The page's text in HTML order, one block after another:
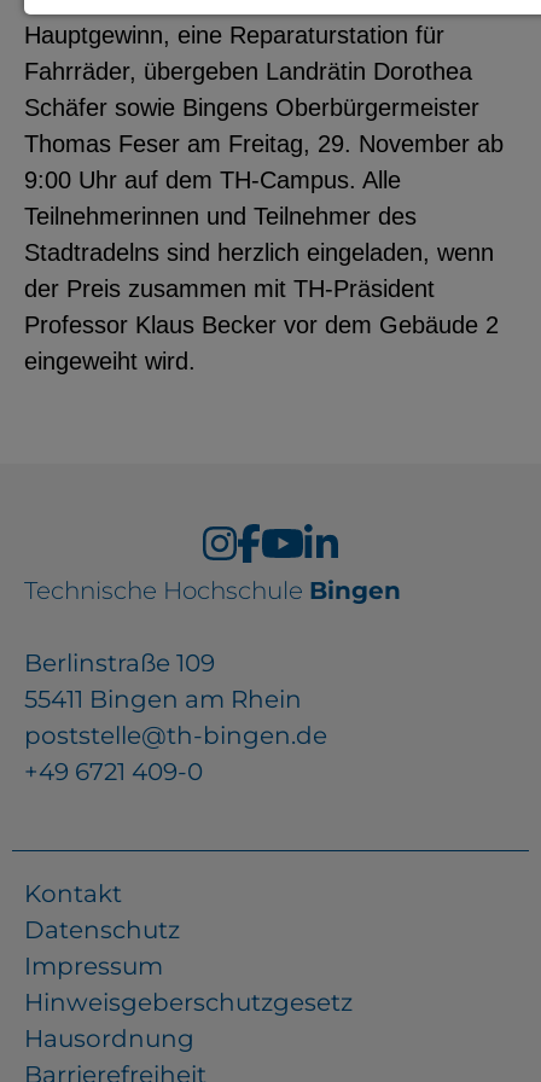
Hauptgewinn, eine Reparaturstation für
Fahrräder, übergeben Landrätin Dorothea
Schäfer sowie Bingens Oberbürgermeister
Thomas Feser am Freitag, 29. November ab
9:00 Uhr auf dem TH-Campus. Alle
Teilnehmerinnen und Teilnehmer des
Stadtradelns sind herzlich eingeladen, wenn
der Preis zusammen mit TH-Präsident
Professor Klaus Becker vor dem Gebäude 2
eingeweiht wird.
Technische Hochschule Bingen
Berlinstraße 109
55411 Bingen am Rhein
poststelle@th-bingen.de
+49 6721 409-0
Kontakt
Datenschutz
Impressum
Hinweisgeberschutzgesetz
Hausordnung
Barrierefreiheit
Notwendige Cookies zur Session-
Verwaltung und für die generelle
Funktionalität der Seite (immer
notwendig).
EXTERNE MEDIEN
Seitenspezifische Erfassung von
Benutzerdaten durch
YouTube
ChatBot